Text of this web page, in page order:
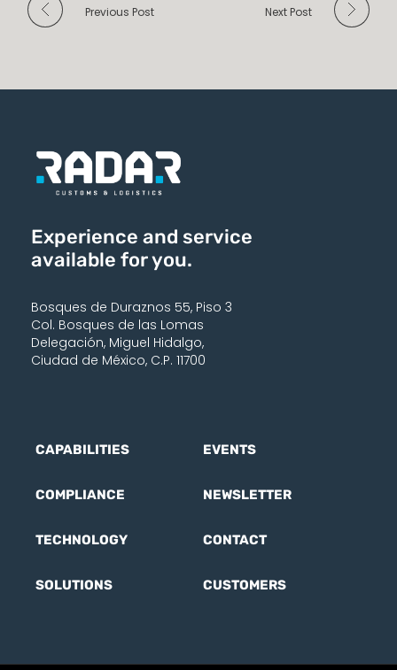
Previous Post Next Post
Experience and service
available for you.
Bosques de Duraznos 55, Piso 3
Col. Bosques de las Lomas
Delegación, Miguel Hidalgo,
Ciudad de México, C.P. 11700
CAPABILITIES
COMPLIANCE
TECHNOLOGY
SOLUTIONS
EVENTS
NEWSLETTER
CONTACT
CUSTOMERS